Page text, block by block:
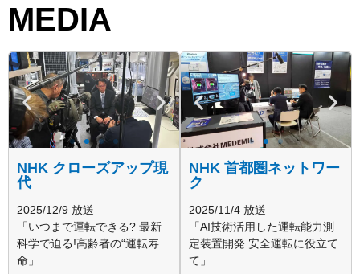
MEDIA
NHK クローズアップ現
代
2025/12/9 放送
「いつまで運転できる? 最新
科学で迫る!高齢者の“運転寿
命」
NHK 首都圏ネットワー
ク
2025/11/4 放送
「AI技術活用した運転能力測
定装置開発 安全運転に役立て
て」